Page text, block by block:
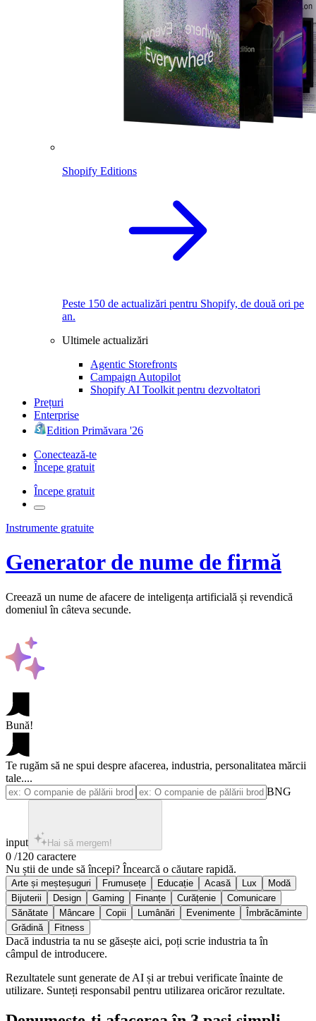
Shopify Editions
Peste 150 de actualizări pentru Shopify, de două ori pe
an.
Ultimele actualizări
Agentic Storefronts
Campaign Autopilot
Shopify AI Toolkit pentru dezvoltatori
Prețuri
Enterprise
Edition Primăvara '26
Conectează-te
Începe gratuit
Începe gratuit
Instrumente gratuite
Generator de nume de firmă
Creează un nume de afacere de inteligența artificială și revendică
domeniul în câteva secunde.
Bună!
Te rugăm să ne spui despre afacerea, industria, personalitatea mărcii
tale....
BNG
input Hai să mergem!
0 /120 caractere
Nu știi de unde să începi? Încearcă o căutare rapidă.
Dacă industria ta nu se găsește aici, poți scrie industria ta în
câmpul de introducere.
Rezultatele sunt generate de AI și ar trebui verificate înainte de
utilizare. Sunteți responsabil pentru utilizarea oricăror rezultate.